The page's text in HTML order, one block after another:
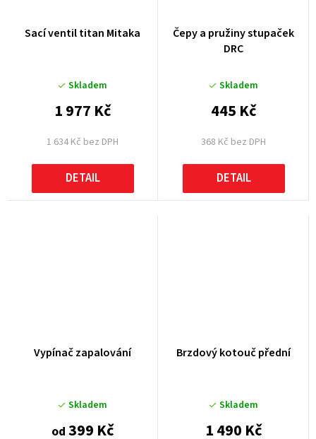
Sací ventil titan Mitaka
Skladem
1 634 Kč bez DPH
1 977 Kč
DETAIL
Čepy a pružiny stupaček
DRC
Skladem
368 Kč bez DPH
445 Kč
DETAIL
Vypínač zapalování
Skladem
od 399 Kč
Brzdový kotouč přední
Skladem
1 490 Kč